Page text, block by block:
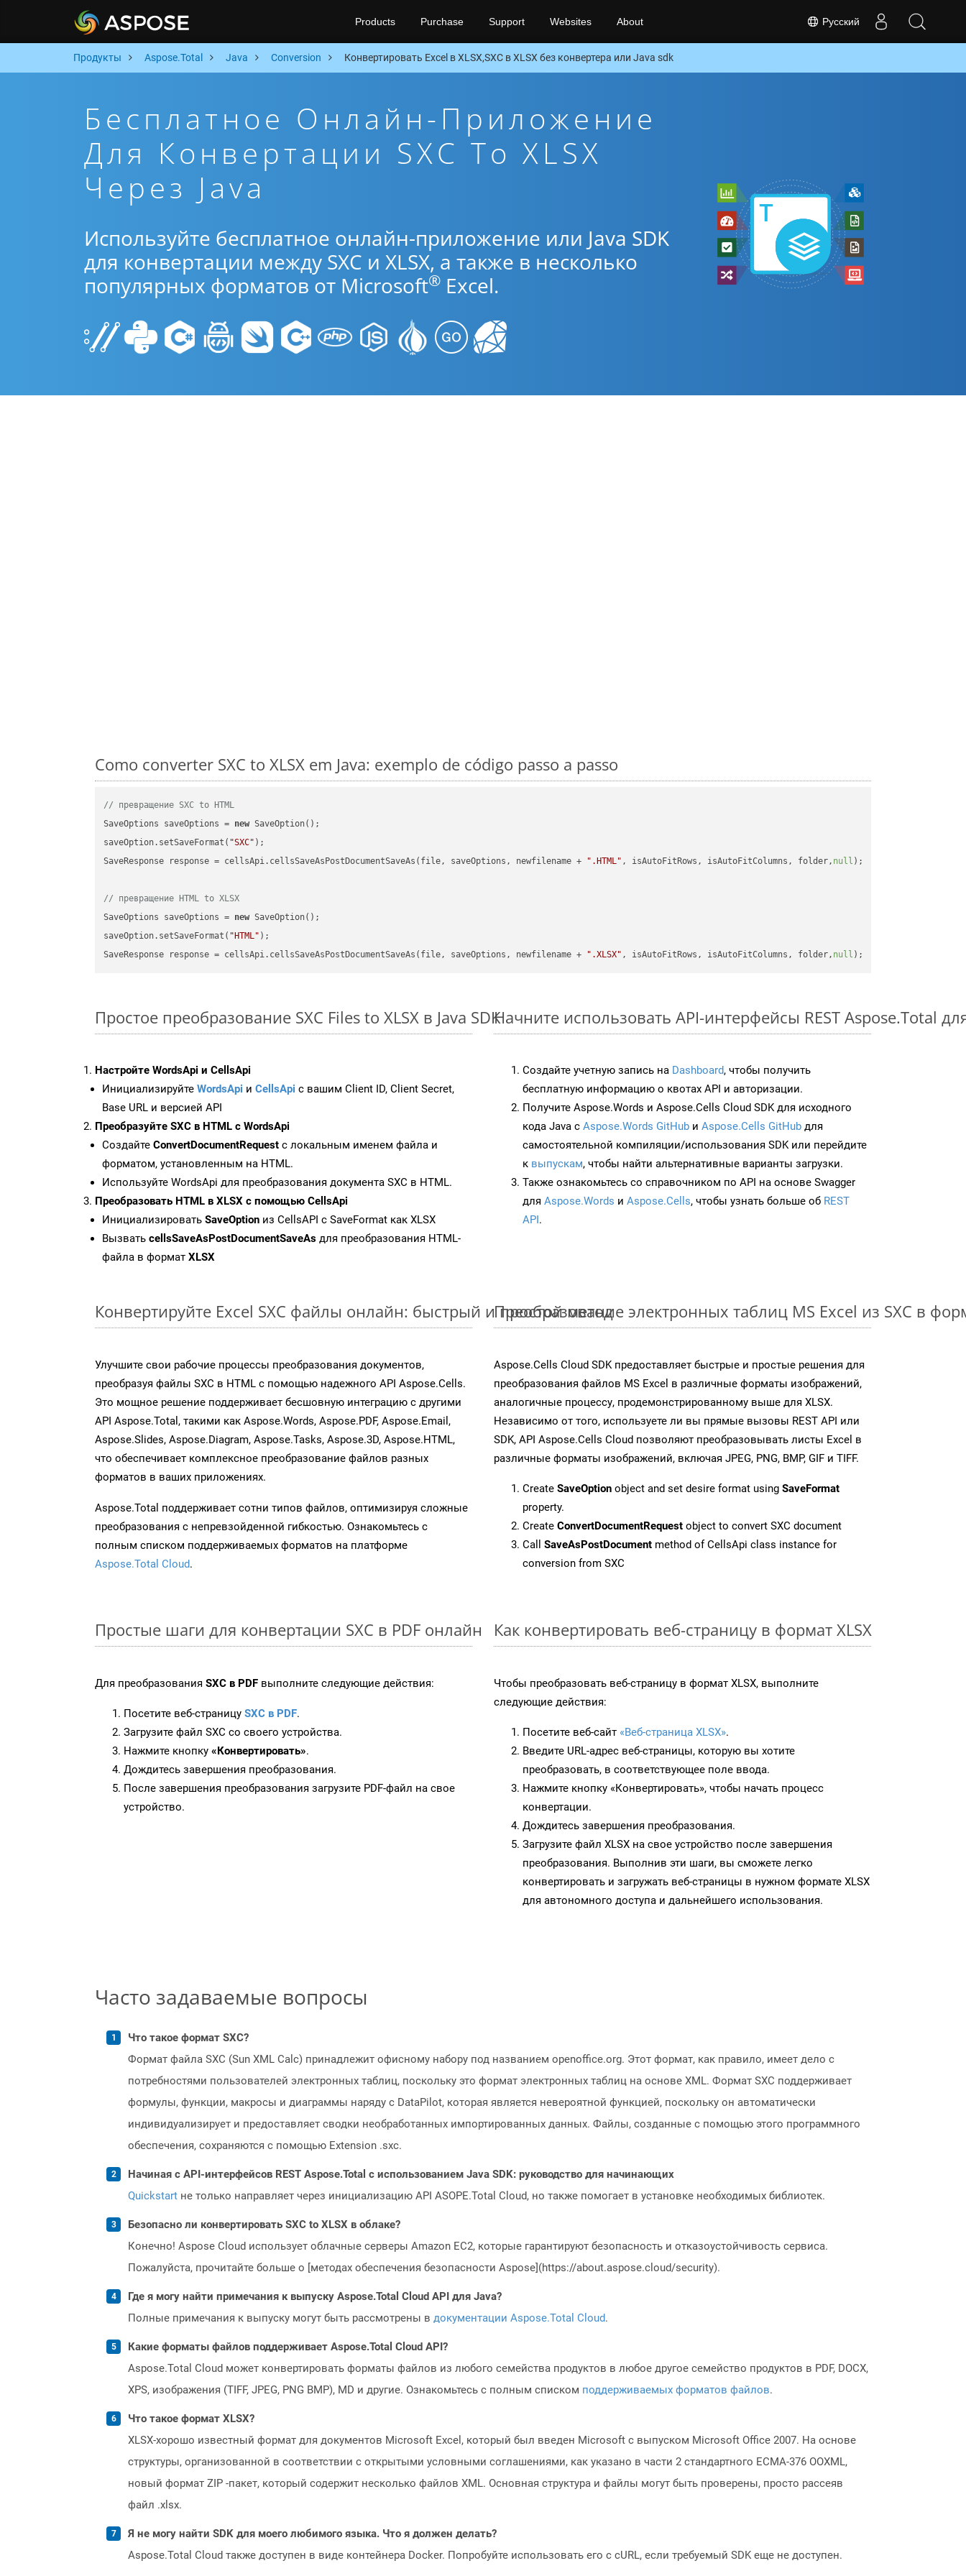
Русский
Products Purchase Support Websites About
Продукты Aspose.Total Java Conversion Конвертировать Excel в XLSX,SXC в XLSX без конвертера или Java sdk
Бесплатное Онлайн-Приложение
Для Конвертации SXC To XLSX
Через Java
Используйте бесплатное онлайн-приложение или Java SDK
для конвертации между SXC и XLSX, а также в несколько
популярных форматов от Microsoft® Excel.
Como converter SXC to XLSX em Java: exemplo de código passo a passo
// превращение SXC to HTML
SaveOptions saveOptions = new SaveOption();
saveOption.setSaveFormat( "SXC" );
SaveResponse response = cellsApi.cellsSaveAsPostDocumentSaveAs(file, saveOptions, newfilename +
".HTML" , isAutoFitRows, isAutoFitColumns, folder, null );
// превращение HTML to XLSX
SaveOptions saveOptions = new SaveOption();
saveOption.setSaveFormat( "HTML" );
SaveResponse response = cellsApi.cellsSaveAsPostDocumentSaveAs(file, saveOptions, newfilename +
".XLSX" , isAutoFitRows, isAutoFitColumns, folder, null
Простое преобразование SXC Files to XLSX в Java SDK
Настройте WordsApi и CellsApi
Инициализируйте WordsApi и CellsApi с вашим Client ID, Client Secret,
Base URL и версией API
Преобразуйте SXC в HTML с WordsApi
Создайте ConvertDocumentRequest с локальным именем файла и
форматом, установленным на HTML.
Используйте WordsApi для преобразования документа SXC в HTML.
Преобразовать HTML в XLSX с помощью CellsApi
Инициализировать SaveOption из CellsAPI с SaveFormat как XLSX
Вызвать cellsSaveAsPostDocumentSaveAs для преобразования HTML-
файла в формат XLSX
Начните использовать API-интерфейсы REST Aspose.Total
Создайте учетную запись на Dashboard, чтобы получить
бесплатную информацию о квотах API и авторизации.
Получите Aspose.Words и Aspose.Cells Cloud SDK для исходного
кода Java с Aspose.Words GitHub и Aspose.Cells GitHub для
самостоятельной компиляции/использования SDK или перейдите
к выпускам, чтобы найти альтернативные варианты загрузки.
Также ознакомьтесь со справочником по API на основе Swagger
для Aspose.Words и Aspose.Cells, чтобы узнать больше об REST
API.
Конвертируйте Excel SXC файлы онлайн: быстрый и простой метод
Улучшите свои рабочие процессы преобразования документов,
преобразуя файлы SXC в HTML с помощью надежного API Aspose.Cells.
Это мощное решение поддерживает бесшовную интеграцию с другими
API Aspose.Total, такими как Aspose.Words, Aspose.PDF, Aspose.Email,
Aspose.Slides, Aspose.Diagram, Aspose.Tasks, Aspose.3D, Aspose.HTML,
что обеспечивает комплексное преобразование файлов разных
форматов в ваших приложениях.
Aspose.Total поддерживает сотни типов файлов, оптимизируя сложные
преобразования с непревзойденной гибкостью. Ознакомьтесь с
полным списком поддерживаемых форматов на платформе
Aspose.Total Cloud.
Преобразование электронных таблиц MS Excel из SXC в
Aspose.Cells Cloud SDK предоставляет быстрые и простые решения для
преобразования файлов MS Excel в различные форматы изображений,
аналогичные процессу, продемонстрированному выше для XLSX.
Независимо от того, используете ли вы прямые вызовы REST API или
SDK, API Aspose.Cells Cloud позволяют преобразовывать листы Excel в
различные форматы изображений, включая JPEG, PNG, BMP, GIF и TIFF.
Create SaveOption object and set desire format using SaveFormat
property.
Create ConvertDocumentRequest object to convert SXC document
Call SaveAsPostDocument method of CellsApi class instance for
conversion from SXC
Простые шаги для конвертации SXC в PDF онлайн
Для преобразования SXC в PDF выполните следующие действия:
Посетите веб-страницу SXC в PDF.
Загрузите файл SXC со своего устройства.
Нажмите кнопку «Конвертировать».
Дождитесь завершения преобразования.
После завершения преобразования загрузите PDF-файл на свое
устройство.
Как конвертировать веб-страницу в формат XLSX
Чтобы преобразовать веб-страницу в формат XLSX, выполните
следующие действия:
Посетите веб-сайт «Веб-страница XLSX».
Введите URL-адрес веб-страницы, которую вы хотите
преобразовать, в соответствующее поле ввода.
Нажмите кнопку «Конвертировать», чтобы начать процесс
конвертации.
Дождитесь завершения преобразования.
Загрузите файл XLSX на свое устройство после завершения
преобразования. Выполнив эти шаги, вы сможете легко
конвертировать и загружать веб-страницы в нужном формате XLSX
для автономного доступа и дальнейшего использования.
Часто задаваемые вопросы
Что такое формат SXC?
Формат файла SXC (Sun XML Calc) принадлежит офисному набору под названием openoffice.org. Этот формат, как правило, имеет дело с
потребностями пользователей электронных таблиц, поскольку это формат электронных таблиц на основе XML. Формат SXC поддерживает
формулы, функции, макросы и диаграммы наряду с DataPilot, которая является невероятной функцией, поскольку он автоматически
индивидуализирует и предоставляет сводки необработанных импортированных данных. Файлы, созданные с помощью этого программного
обеспечения, сохраняются с помощью Extension .sxc.
Начиная с API-интерфейсов REST Aspose.Total с использованием Java SDK: руководство для начинающих
Quickstart не только направляет через инициализацию API ASOPE.Total Cloud, но также помогает в установке необходимых библиотек.
Безопасно ли конвертировать SXC to XLSX в облаке?
Конечно! Aspose Cloud использует облачные серверы Amazon EC2, которые гарантируют безопасность и отказоустойчивость сервиса.
Пожалуйста, прочитайте больше о [методах обеспечения безопасности Aspose](https://about.aspose.cloud/security).
Где я могу найти примечания к выпуску Aspose.Total Cloud API для Java?
Полные примечания к выпуску могут быть рассмотрены в документации Aspose.Total Cloud.
Какие форматы файлов поддерживает Aspose.Total Cloud API?
Aspose.Total Cloud может конвертировать форматы файлов из любого семейства продуктов в любое другое семейство продуктов в PDF, DOCX,
XPS, изображения (TIFF, JPEG, PNG BMP), MD и другие. Ознакомьтесь с полным списком поддерживаемых форматов файлов.
Что такое формат XLSX?
XLSX-хорошо известный формат для документов Microsoft Excel, который был введен Microsoft с выпуском Microsoft Office 2007. На основе
структуры, организованной в соответствии с открытыми условными соглашениями, как указано в части 2 стандартного ECMA-376 OOXML,
новый формат ZIP -пакет, который содержит несколько файлов XML. Основная структура и файлы могут быть проверены, просто рассеяв
файл .xlsx.
Я не могу найти SDK для моего любимого языка. Что я должен делать?
Aspose.Total Cloud также доступен в виде контейнера Docker. Попробуйте использовать его с cURL, если требуемый SDK еще не доступен.